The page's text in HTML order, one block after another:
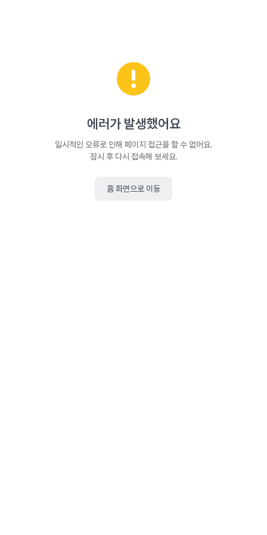
에러가 발생했어요
일시적인 오류로 인해 페이지 접근을 할 수 없어요.
잠시 후 다시 접속해 보세요.
홈 화면으로 이동